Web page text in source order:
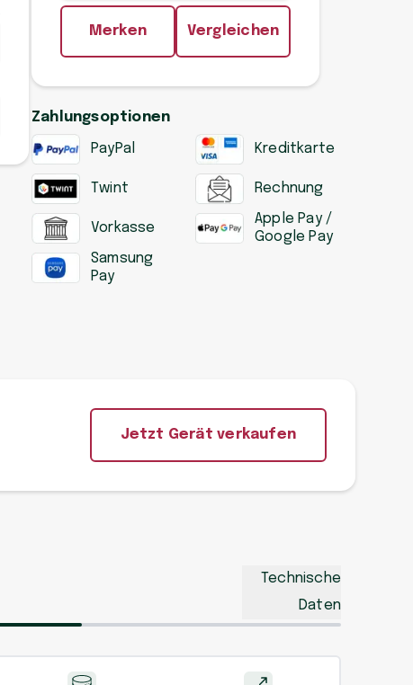
Merken Vergleichen
Zahlungsoptionen
PayPal Kreditkarte
Twint Rechnung
Vorkasse
Apple Pay /
Google Pay
Samsung
Pay
Jetzt Gerät verkaufen
Technische
Daten